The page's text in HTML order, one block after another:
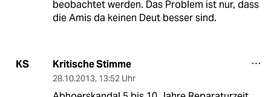
beobachtet werden. Das Problem ist nur, dass
die Amis da keinen Deut besser sind.
KS Kritische Stimme
28.10.2013, 13:52 Uhr